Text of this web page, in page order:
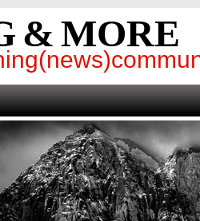
& MORE